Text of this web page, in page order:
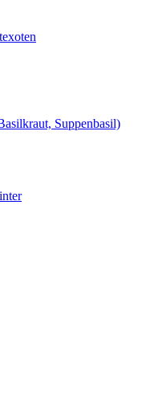
Suppenbasil)